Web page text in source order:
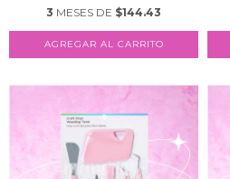
3 MESES DE $144.43